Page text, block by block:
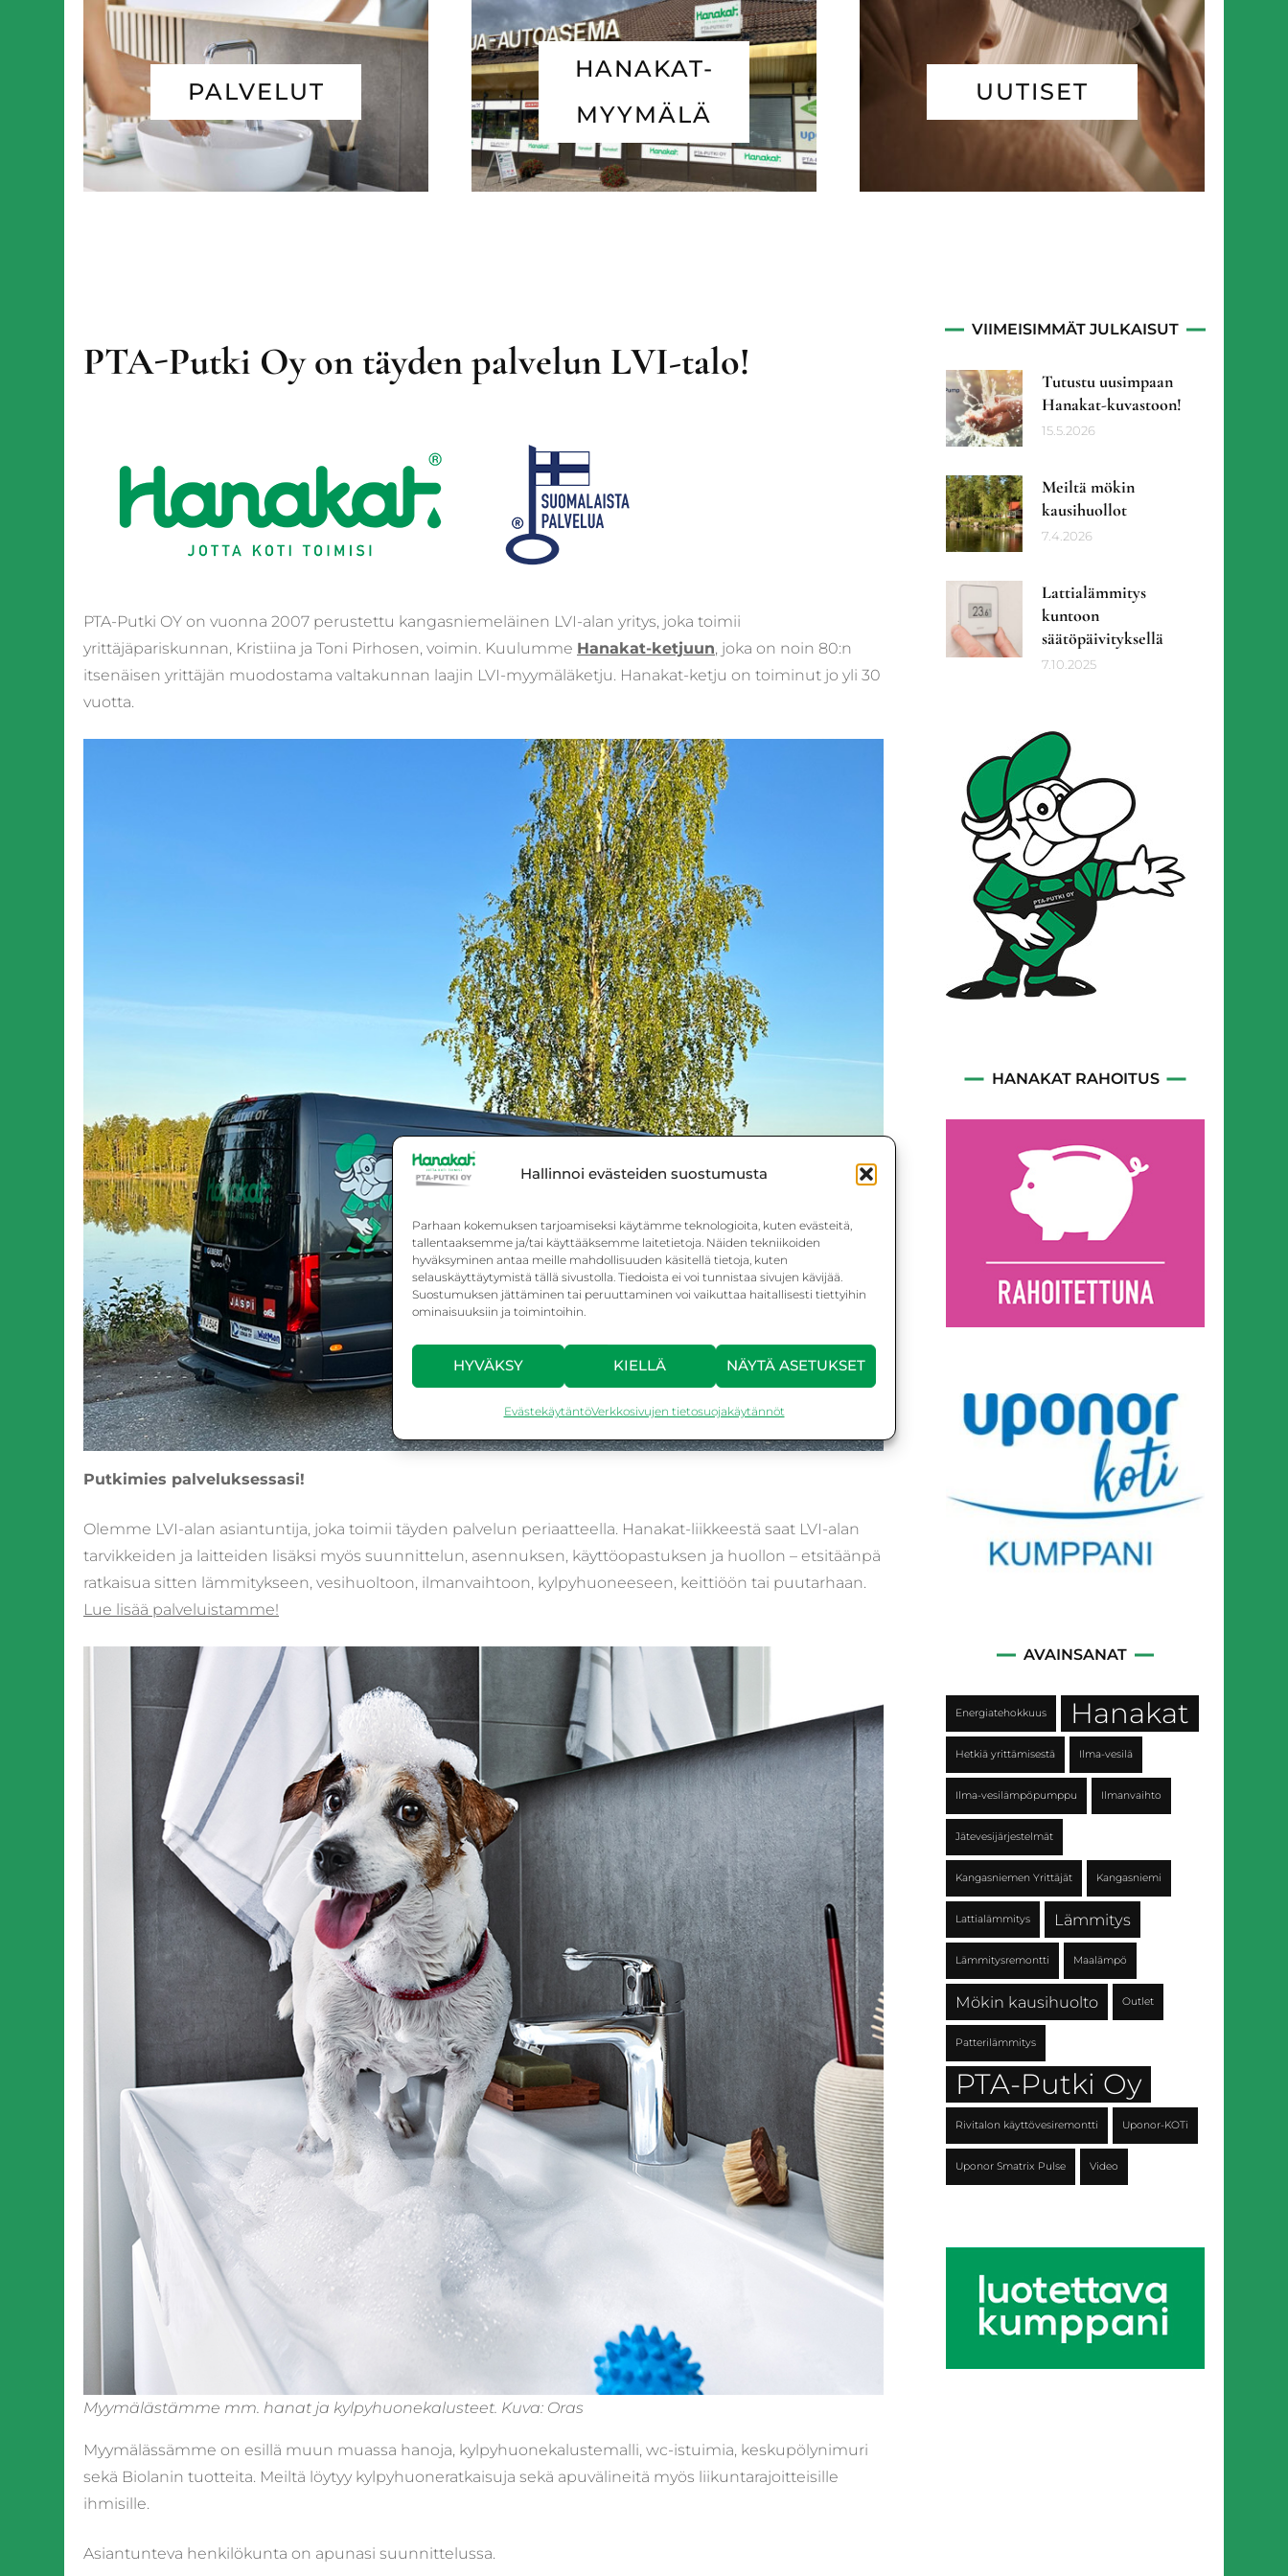
Hallinnoi evästeiden suostumusta
Parhaan kokemuksen tarjoamiseksi käytämme teknologioita, kuten evästeitä,
tallentaaksemme ja/tai käyttääksemme laitetietoja. Näiden tekniikoiden
hyväksyminen antaa meille mahdollisuuden käsitellä tietoja, kuten
selauskäyttäytymistä tällä sivustolla. Tiedoista ei voi tunnistaa sivujen kävijää.
Suostumuksen jättäminen tai peruuttaminen voi vaikuttaa haitallisesti tiettyihin
ominaisuuksiin ja toimintoihin.
HYVÄKSY KIELLÄ NÄYTÄ ASETUKSET
EvästekäytäntöVerkkosivujen tietosuojakäytännöt
PALVELUT
HANAKAT-
MYYMÄLÄ
UUTISET
PTA-Putki Oy on täyden palvelun LVI-talo!
PTA-Putki OY on vuonna 2007 perustettu kangasniemeläinen LVI-alan yritys, joka toimii
yrittäjäpariskunnan, Kristiina ja Toni Pirhosen, voimin. Kuulumme Hanakat-ketjuun, joka on noin 80:n
itsenäisen yrittäjän muodostama valtakunnan laajin LVI-myymäläketju. Hanakat-ketju on toiminut jo yli 30
vuotta.
Putkimies palveluksessasi!
Olemme LVI-alan asiantuntija, joka toimii täyden palvelun periaatteella. Hanakat-liikkeestä saat LVI-alan
tarvikkeiden ja laitteiden lisäksi myös suunnittelun, asennuksen, käyttöopastuksen ja huollon – etsitäänpä
ratkaisua sitten lämmitykseen, vesihuoltoon, ilmanvaihtoon, kylpyhuoneeseen, keittiöön tai puutarhaan.
Lue lisää palveluistamme!
Myymälästämme mm. hanat ja kylpyhuonekalusteet. Kuva: Oras
Myymälässämme on esillä muun muassa hanoja, kylpyhuonekalustemalli, wc-istuimia, keskupölynimuri
sekä Biolanin tuotteita. Meiltä löytyy kylpyhuoneratkaisuja sekä apuvälineitä myös liikuntarajoitteisille
ihmisille.
Asiantunteva henkilökunta on apunasi suunnittelussa.
VIIMEISIMMÄT JULKAISUT
Tutustu uusimpaan
Hanakat-kuvastoon!
15.5.2026
Meiltä mökin
kausihuollot
7.4.2026
Lattialämmitys
kuntoon
säätöpäivityksellä
7.10.2025
HANAKAT RAHOITUS
AVAINSANAT
Energiatehokkuus Hanakat
Hetkiä yrittämisestä Ilma-vesilä
Ilma-vesilämpöpumppu Ilmanvaihto
Jätevesijärjestelmät
Kangasniemen Yrittäjät Kangasniemi
Lattialämmitys Lämmitys
Lämmitysremontti Maalämpö
Mökin kausihuolto Outlet
Patterilämmitys
PTA-Putki Oy
Rivitalon käyttövesiremontti Uponor-KOTi
Uponor Smatrix Pulse Video